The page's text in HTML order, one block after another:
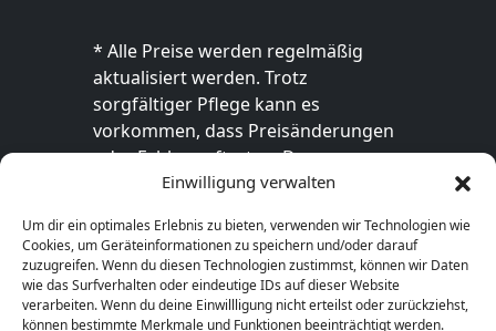
Einwilligung verwalten
Um dir ein optimales Erlebnis zu bieten, verwenden wir Technologien wie
Cookies, um Geräteinformationen zu speichern und/oder darauf
zuzugreifen. Wenn du diesen Technologien zustimmst, können wir Daten
wie das Surfverhalten oder eindeutige IDs auf dieser Website
verarbeiten. Wenn du deine Einwillligung nicht erteilst oder zurückziehst,
können bestimmte Merkmale und Funktionen beeinträchtigt werden.
* Alle Preise werden regelmäßig
aktualisiert werden. Trotz
sorgfältiger Pflege kann es
vorkommen, dass Preisänderungen
oder Fehler auftreten. Der
endgültige Preis sowie die
ausschließlich im jeweiligen Online-
Shop des Anbieters verbindlich. Bitte
überprüfe den Preis vor dem Kauf
direkt beim Händler.